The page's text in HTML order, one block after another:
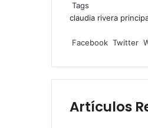
Tags
claudia rivera
via
Facebook Twitter
Artículos